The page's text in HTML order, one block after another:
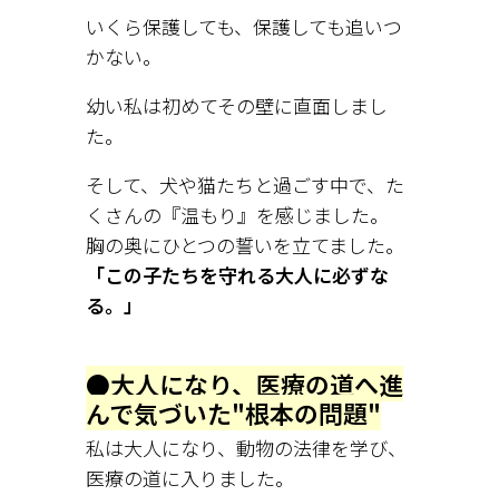
いくら保護しても、保護しても追いつ
かない。
幼い私は初めてその壁に直面しまし
た。
そして、犬や猫たちと過ごす中で、た
くさんの『温もり』を感じました。
胸の奥にひとつの誓いを立てました。
「この子たちを守れる大人に必ずな
る。」
●大人になり、医療の道へ進
んで気づいた"根本の問題"
私は大人になり、動物の法律を学び、
医療の道に入りました。